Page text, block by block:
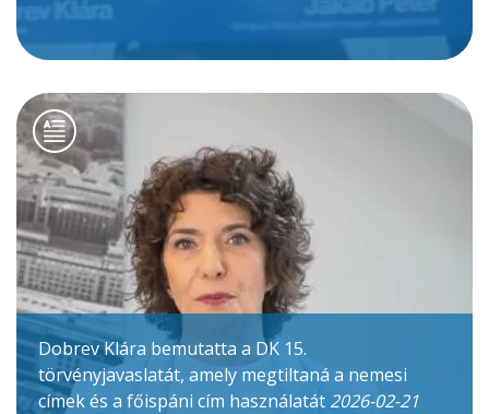
Dobrev Klára bemutatta a DK 15.
törvényjavaslatát, amely megtiltaná a nemesi
címek és a főispáni cím használatát 2026-02-21